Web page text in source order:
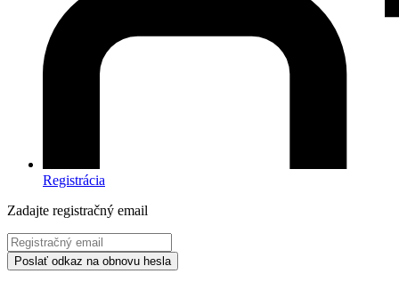
Registrácia
Zadajte registračný email
Poslať odkaz na obnovu hesla